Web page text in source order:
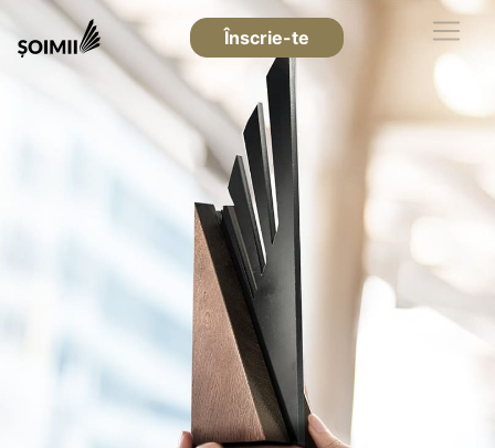
Înscrie-te